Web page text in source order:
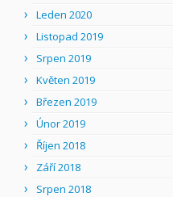
Leden 2020
Listopad 2019
Srpen 2019
Květen 2019
Březen 2019
Únor 2019
Říjen 2018
Září 2018
Srpen 2018